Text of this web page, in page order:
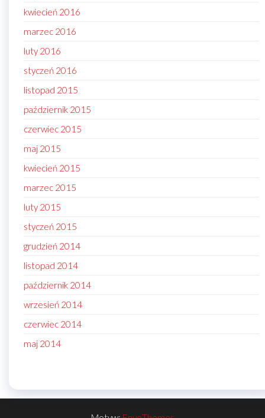
kwiecień 2016
marzec 2016
luty 2016
styczeń 2016
listopad 2015
październik 2015
czerwiec 2015
maj 2015
kwiecień 2015
marzec 2015
luty 2015
styczeń 2015
grudzień 2014
listopad 2014
październik 2014
wrzesień 2014
czerwiec 2014
maj 2014